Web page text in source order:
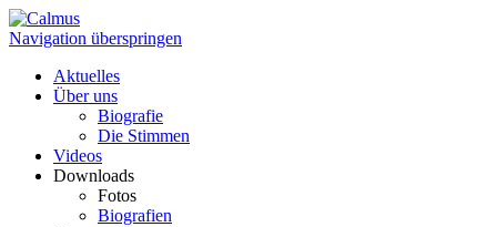
Navigation überspringen
Aktuelles
Über uns
Biografie
Die Stimmen
Videos
Downloads
Fotos
Biografien